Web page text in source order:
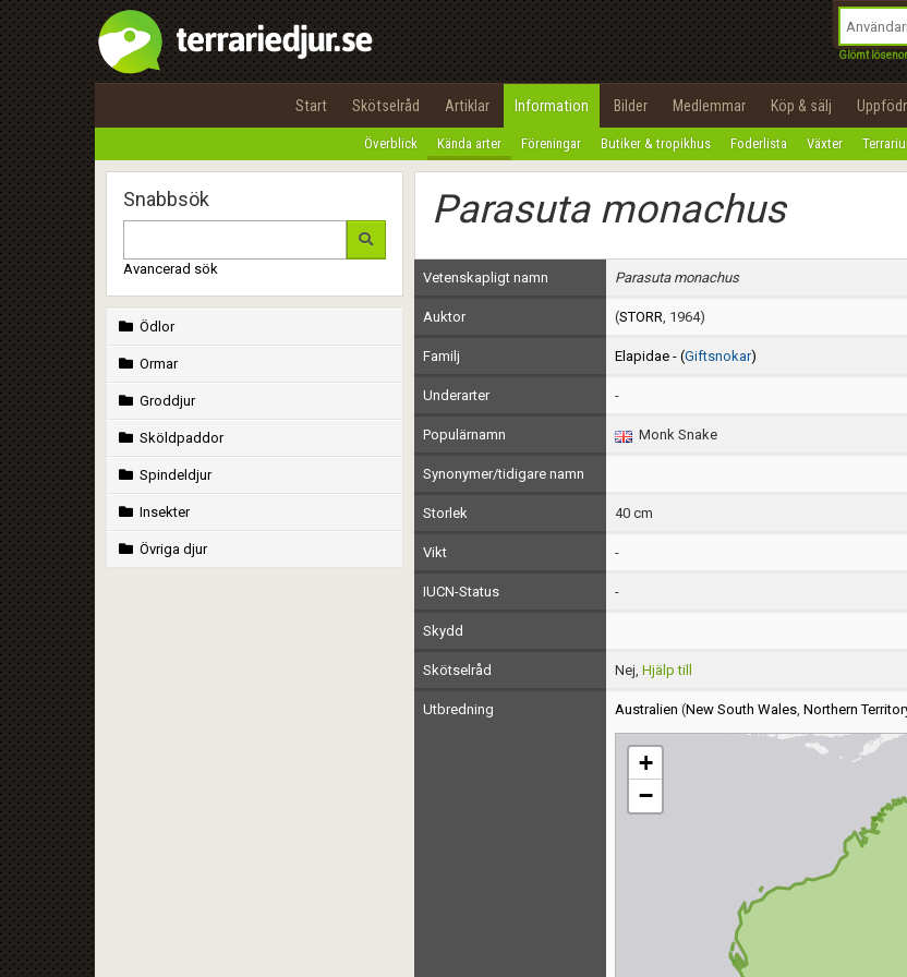
Glömt
Start Skötselråd Artiklar Information Bilder Medlemmar Köp & sälj
Överblick Kända arter Föreningar Butiker & tropikhus Foderlista Växter
Snabbsök
Avancerad sök
Ödlor
Ormar
Groddjur
Sköldpaddor
Spindeldjur
Insekter
Övriga djur
Parasuta monachus
Vetenskapligt namn Parasuta monachus
Auktor (STORR, 1964)
Familj Elapidae - (Giftsnokar)
Underarter -
Populärnamn Monk Snake
Synonymer/tidigare namn
Storlek 40 cm
Vikt -
IUCN-Status -
Skydd
Skötselråd Nej, Hjälp till
Utbredning Australien (New South Wales, Northern
+
−
Utför
100%
OK
integritetspolicy
Namn:
Epost:
Användarnamn:
Lösenord:
Privacy
Terms of Service
Begär nytt lösenord
Tillbaka till